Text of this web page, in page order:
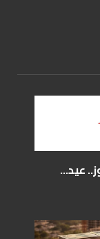
عيد...